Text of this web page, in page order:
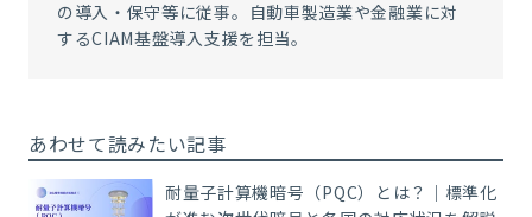
の導入・保守等に従事。自動車製造業や金融業に対
するCIAM基盤導入支援を担当。
あわせて読みたい記事
耐量子計算機暗号（PQC）とは？｜標準化